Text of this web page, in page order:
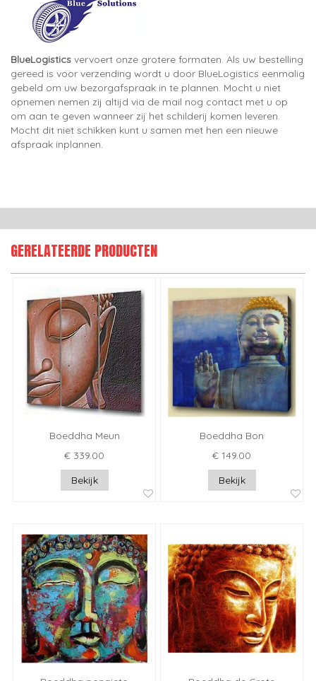
BlueLogistics vervoert onze grotere formaten. Als uw bestelling
gereed is voor verzending wordt u door BlueLogistics eenmalig
gebeld om uw bezorgafspraak in te plannen. Mocht u niet
opnemen nemen zij altijd via de mail nog contact met u op
om aan te geven wanneer zij het schilderij komen leveren.
Mocht dit niet schikken kunt u samen met hen een nieuwe
afspraak inplannen.
GERELATEERDE PRODUCTEN
Boeddha Meun
€ 339.00
Bekijk
Boeddha Bon
€ 149.00
Bekijk